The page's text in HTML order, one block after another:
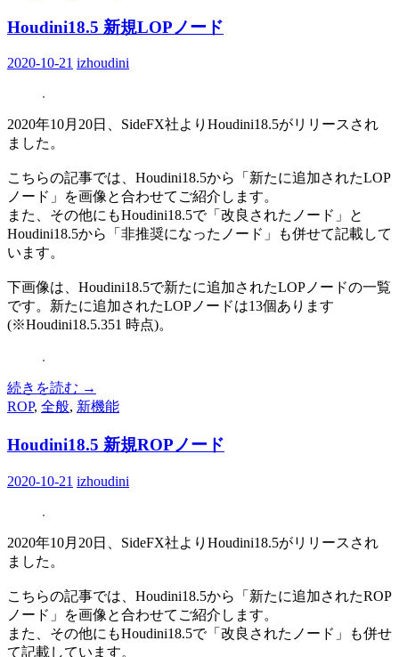
Houdini18.5 新規LOPノード
2020-10-21 izhoudini
2020年10月20日、SideFX社よりHoudini18.5がリリースされ
ました。
こちらの記事では、Houdini18.5から「新たに追加されたLOP
ノード」を画像と合わせてご紹介します。
また、その他にもHoudini18.5で「改良されたノード」と
Houdini18.5から「非推奨になったノード」も併せて記載して
います。
下画像は、Houdini18.5で新たに追加されたLOPノードの一覧
です。新たに追加されたLOPノードは13個あります
(※Houdini18.5.351 時点)。
続きを読む →
ROP, 全般, 新機能
Houdini18.5 新規ROPノード
2020-10-21 izhoudini
2020年10月20日、SideFX社よりHoudini18.5がリリースされ
ました。
こちらの記事では、Houdini18.5から「新たに追加されたROP
ノード」を画像と合わせてご紹介します。
また、その他にもHoudini18.5で「改良されたノード」も併せ
て記載しています。